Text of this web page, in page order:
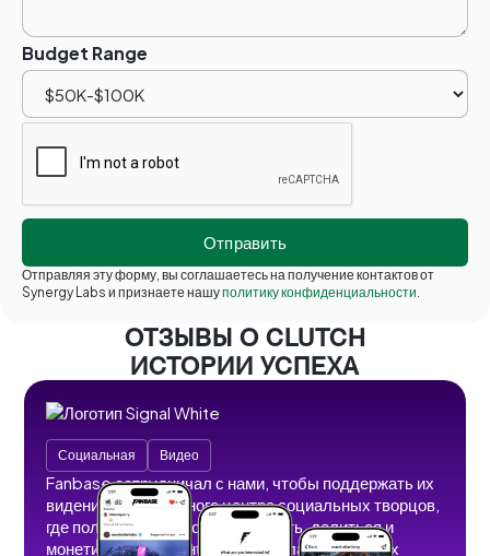
Budget Range
Отправляя эту форму, вы соглашаетесь на получение контактов от
Synergy Labs и признаете нашуполитику конфиденциальности
ОТЗЫВЫ О CLUTCH
ИСТОРИИ УСПЕХА
Социальная Видео
Fanbase сотрудничал с нами, чтобы поддержать их
видение безграничного центра социальных творцов,
где пользователи могут создавать, делиться и
монетизировать контент без рекламы, теневых